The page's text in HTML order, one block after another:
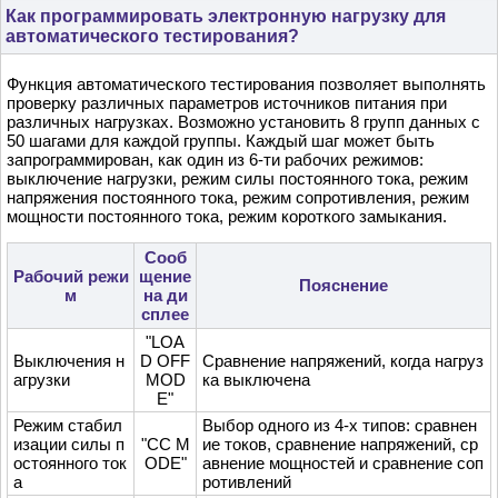
Как программировать электронную нагрузку для
автоматического тестирования?
Функция автоматического тестирования позволяет выполнять
проверку различных параметров источников питания при
различных нагрузках. Возможно установить 8 групп данных с
50 шагами для каждой группы. Каждый шаг может быть
запрограммирован, как один из 6-ти рабочих режимов:
выключение нагрузки, режим силы постоянного тока, режим
напряжения постоянного тока, режим сопротивления, режим
мощности постоянного тока, режим короткого замыкания.
Рабочий режи
м
Сооб
щение
на ди
сплее
Пояснение
Выключения н
агрузки
"LOA
D OFF
MOD
E"
Сравнение напряжений, когда нагруз
ка выключена
Режим стабил
изации силы п
остоянного ток
а
"CC M
ODE"
Выбор одного из 4-х типов: сравнен
ие токов, сравнение напряжений, ср
авнение мощностей и сравнение соп
ротивлений